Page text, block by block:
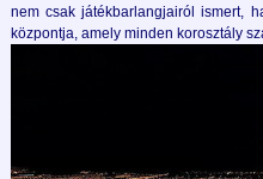
nem csak játékbarlangjairól ismert,
központja, amely minden korosztály